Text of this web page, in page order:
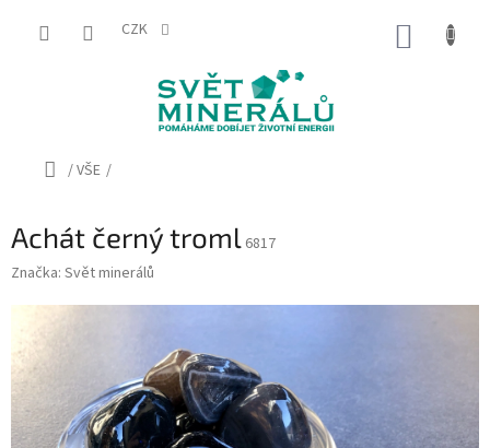
CZK
Domů
/VŠE /
Achát černý troml 6817
Značka: Svět minerálů